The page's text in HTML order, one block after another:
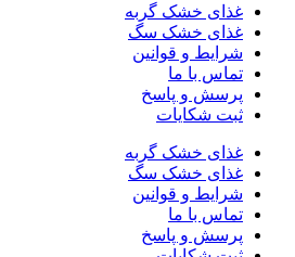
غذای خشک گربه
غذای خشک سگ
شرایط و قوانین
تماس با ما
پرسش و پاسخ
ثبت شکایات
غذای خشک گربه
غذای خشک سگ
شرایط و قوانین
تماس با ما
پرسش و پاسخ